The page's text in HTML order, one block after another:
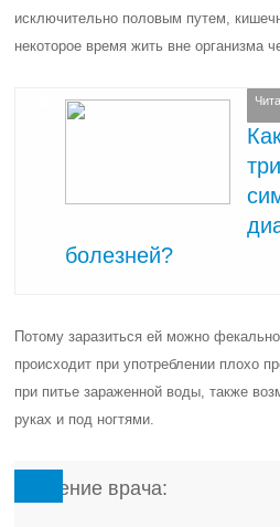
исключительно половым путем,
некоторое время жить вне организма
болезней?
Потому заразиться ей можно
происходит при употреблении плохо
при питье зараженной воды, также
руках и под ногтями.
Мнение врача: